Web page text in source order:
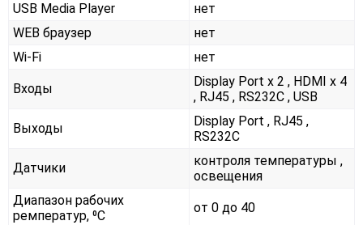
USB Media Player
нет
WEB браузер
нет
Wi-Fi
нет
Входы
Display Port x 2 , HDMI x 4
, RJ45 , RS232С , USB
Выходы
Display Port , RJ45 ,
RS232С
Датчики
контроля температуры ,
освещения
Диапазон рабочих
ремператур, ⁰С
от 0 до 40